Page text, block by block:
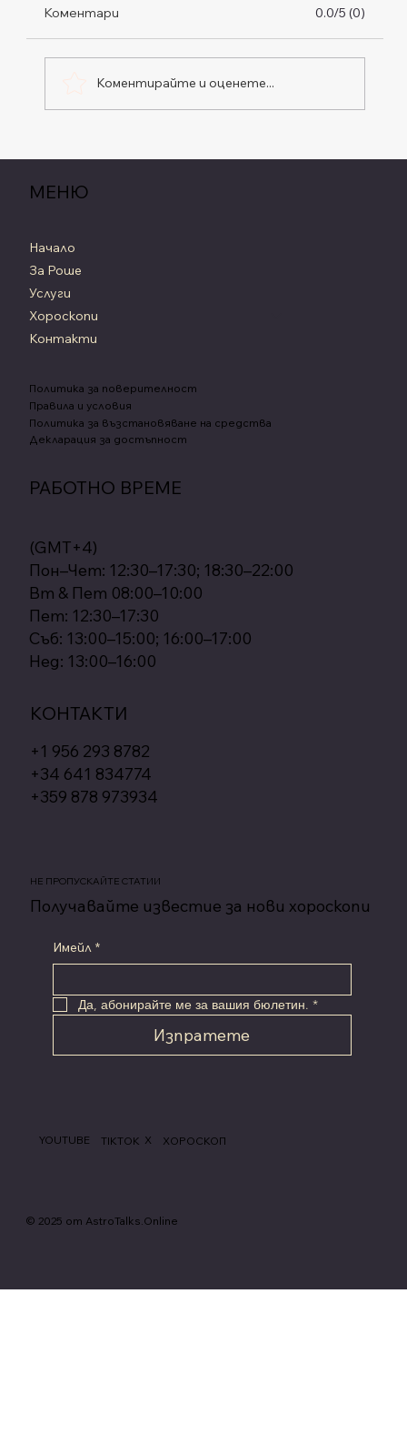
Бъдещето (2026–2028)
Коментари 0.0/5 (0)
Коментирайте и оценете...
МЕНЮ
Начало
За Роше
Услуги
Хороскопи
Контакти
Политика за поверителност
Правила и условия
Политика за възстановяване на средства
Декларация за достъпност
РАБОТНО ВРЕМЕ
(GMT+4)
Пон–Чет: 12:30–17:30; 18:30–22:00
Вт & Пет 08:00–10:00
Пет: 12:30–17:30
Съб: 13:00–15:00; 16:00–17:00
Нед: 13:00–16:00
КОНТАКТИ
+1 956 293 8782
+34 641 834774
+359 878 973934
НЕ ПРОПУСКАЙТЕ СТАТИИ
Получавайте известие за нови хороскопи
Имейл *
Да, абонирайте ме за вашия бюлетин. *
Изпратете
YOUTUBE TIKTOK X ХОРОСКОП
© 2025 от AstroTalks.Online